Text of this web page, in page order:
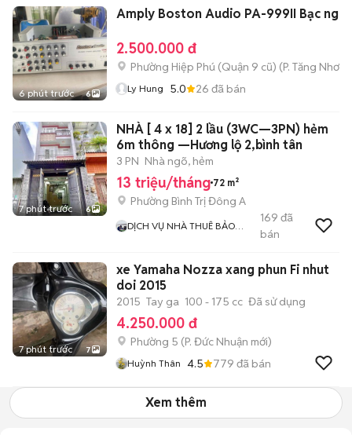
6 phút trước 6
Amply Boston Audio PA-999II Bạc
2.500.000 đ
Phường Hiệp Phú (Quận 9 cũ) (P. Tăng Nhơn
Ly Hung 5.0 26 đã bán
7 phút trước 6
NHÀ [ 4 x 18] 2 lầu (3WC—3PN) hẻm
6m thông —Hương lộ 2,bình tân
3 PN Nhà ngõ, hẻm
13 triệu/tháng 72 m²
Phường Bình Trị Đông A
DỊCH VỤ NHÀ THUÊ BẢO
169 đã
bán
7 phút trước 7
xe Yamaha Nozza xang phun Fi nhut
doi 2015
2015 Tay ga 100 - 175 cc Đã sử dụng
4.250.000 đ
Phường 5 (P. Đức Nhuận mới)
Huỳnh Thân 4.5 779 đã bán
Xem thêm